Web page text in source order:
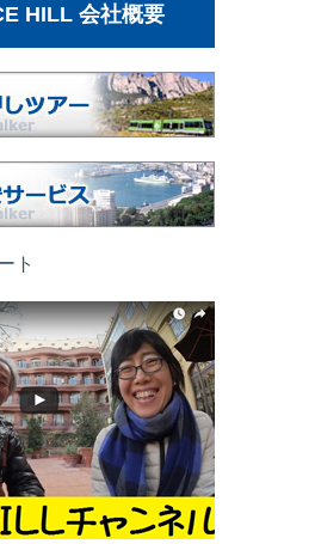
HILL 会社概要
ト